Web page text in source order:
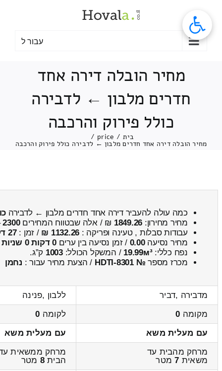
עבור ל
מחיר הובלה דירה אחד
חדרים מלבון ← לדבירה
כולל פירוק והרכבה
בית /
price
/
מחיר הובלה דירה אחד חדרים מלבון ← לדבירה כולל פירוק והרכבה
כמה עולה להעביר דירה אחד חדרים מלבון ← לדבירה
מחיר מחירון: 1849.26 ₪ / אלה שבטווח המחירים2300
עבודות סבלות , טעינה ופריקה : 1132.26 ₪ / זמן :27 דקות 1 שניות
מחיר נסיעה0.00 / זמן נסיעה בין ערים0 דקות 0 שניות
נפח כללי:19.99м³ / המשקל הכולל:1003 ק”ג.
מכרז מספר № HDTI-8301 / הצעת מחיר עבור : נחמן
מדבירה ,דביר
ללבון ,פנינה
מקומה 0 לקומה 0
עם מעלית משא
עם מעלית משא
מרחק מהבית עד
משאית 7מטר
מרחק ממשאית
הבית8 מטר